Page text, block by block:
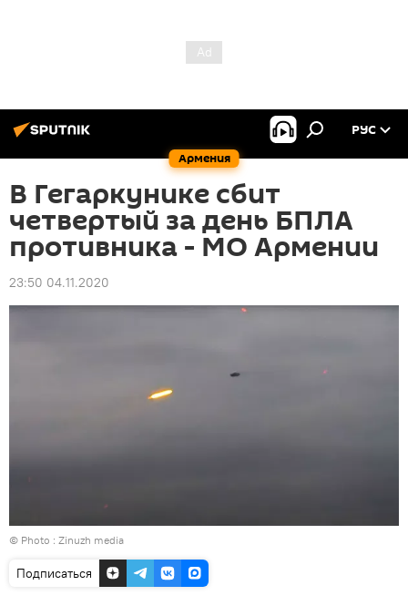
Армения
РУС
В Гегаркунике сбит
четвертый за день БПЛА
противника - МО Армении
23:50 04.11.2020
© Photo : Zinuzh media
Подписаться